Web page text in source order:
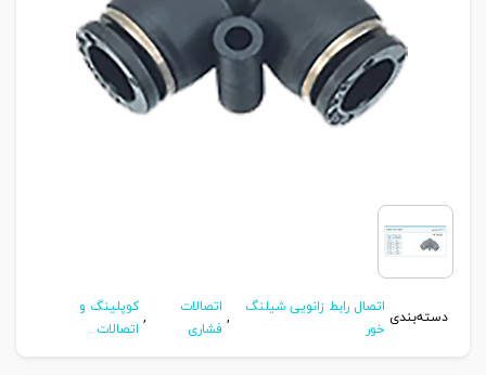
دسته‌بندی اتصال رابط زانویی شیلنگ
خور
, اتصالات
فشاری
, کوپلینگ و
اتصالات